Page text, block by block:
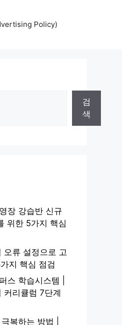
Policy)
검
색
장 강습반 신규
위한 5가지 핵심
오류 설정으로 고
지 핵심 점검
스 학습시스템 |
커리큘럼 7단계
복하는 방법 |